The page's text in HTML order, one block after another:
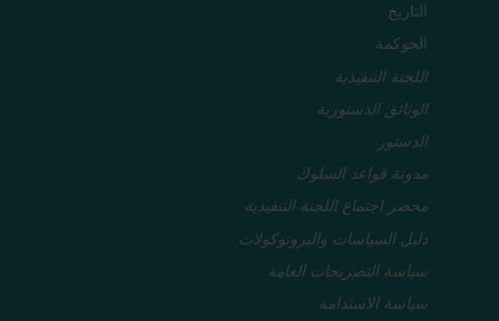
التاريخ
الحوكمة
اللجنة التنفيذية
الوثائق الدستورية
الدستور
مدونة قواعد السلوك
محضر اجتماع اللجنة التنفيذية
دليل السياسات والبروتوكولات
سياسة التصريحات العامة
سياسة الاستدامة